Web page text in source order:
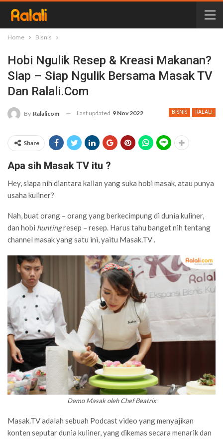
Home Bisnis
Hobi Ngulik Resep & Kreasi Makanan?
Siap – Siap Ngulik Bersama Masak TV
Dan Ralali.com
BISNIS RALALI
By Ralalicom Last updated 9 Nov 2022
Share
Apa sih Masak TV itu ?
Hey, siapa nih diantara kalian yang suka hobi masak, atau punya
usaha kuliner?
Nah, buat orang – orang yang berkecimpung di dunia kuliner,
dan hobi huntingresep – resep. Harus tahu banget nih tentang
channel masak yang satu ini, yaitu Masak.TV .
Demo Masak oleh Chef Beatrix
Masak.TV adalah sebuah Podcast video yang menyajikan
konten seputar dunia kuliner, yang dikemas secara menarik dan